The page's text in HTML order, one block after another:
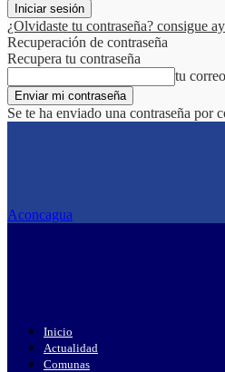
¿Olvidaste tu contraseña? consigue
Recuperación de contraseña
Recupera tu contraseña
tu
Se te ha enviado una contraseña por
Aconcagua
Inicio
Actualidad
Comunas